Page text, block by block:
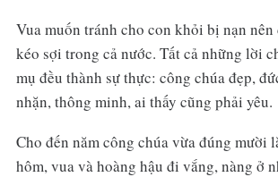
Vua muốn tránh cho con khỏi bị nạn nên
kéo sợi trong cả nước. Tất cả những lời
mụ đều thành sự thực: công chúa đẹp,
nhặn, thông minh, ai thấy cũng phải yêu.
Cho đến năm công chúa vừa đúng mười
hôm, vua và hoàng hậu đi vắng, nàng ở